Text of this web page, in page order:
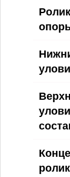
ролик